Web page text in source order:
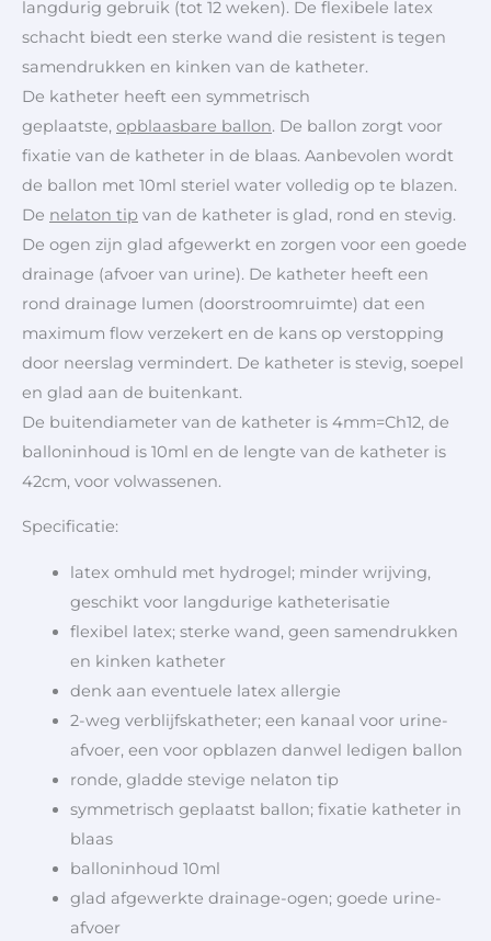
langdurig gebruik (tot 12 weken). De flexibele latex
schacht biedt een sterke wand die resistent is tegen
samendrukken en kinken van de katheter.
De katheter heeft een symmetrisch
geplaatste, opblaasbare ballon. De ballon zorgt voor
fixatie van de katheter in de blaas. Aanbevolen wordt
de ballon met 10ml steriel water volledig op te blazen.
De nelaton tip van de katheter is glad, rond en stevig.
De ogen zijn glad afgewerkt en zorgen voor een goede
drainage (afvoer van urine). De katheter heeft een
rond drainage lumen (doorstroomruimte) dat een
maximum flow verzekert en de kans op verstopping
door neerslag vermindert. De katheter is stevig, soepel
en glad aan de buitenkant.
De buitendiameter van de katheter is 4mm=Ch12, de
balloninhoud is 10ml en de lengte van de katheter is
42cm, voor volwassenen.
Specificatie:
latex omhuld met hydrogel; minder wrijving,
geschikt voor langdurige katheterisatie
flexibel latex; sterke wand, geen samendrukken
en kinken katheter
denk aan eventuele latex allergie
2-weg verblijfskatheter; een kanaal voor urine-
afvoer, een voor opblazen danwel ledigen ballon
ronde, gladde stevige nelaton tip
symmetrisch geplaatst ballon; fixatie katheter in
blaas
balloninhoud 10ml
glad afgewerkte drainage-ogen; goede urine-
afvoer